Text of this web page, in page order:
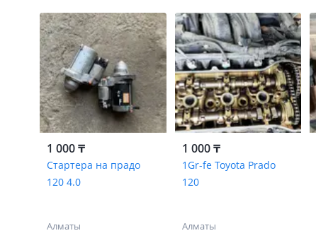
1 000 ₸
Стартера на прадо
120 4.0
Алматы
1 000 ₸
1Gr-fe Toyota Prado
120
Алматы